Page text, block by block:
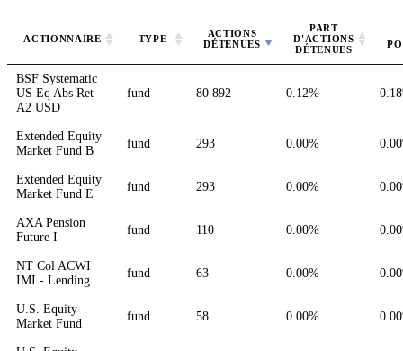
ACTIONNAIRE TYPE
ACTIONS
DÉTENUES
PART
D'ACTIONS
DÉTENUES
BSF Systematic
US Eq Abs Ret
A2 USD
fund 80 892 0.12%
Extended Equity
Market Fund B
fund 293 0.00%
Extended Equity
Market Fund E
fund 293 0.00%
AXA Pension
Future I
fund 110 0.00%
NT Col ACWI
IMI - Lending
fund 63 0.00%
U.S. Equity
Market Fund
fund 58 0.00%